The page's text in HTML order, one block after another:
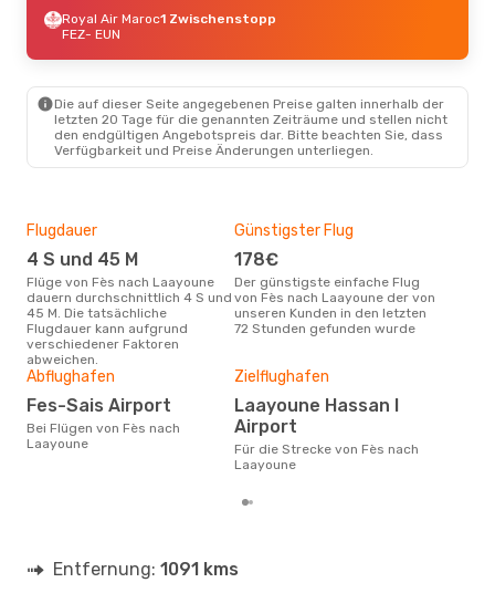
Royal Air Maroc1 Zwischenstopp
FEZ- EUN
EUN- FEZ
Royal Air Maroc1 Zwischenstopp
FEZ- EUN
Die auf dieser Seite angegebenen Preise galten innerhalb der
letzten 20 Tage für die genannten Zeiträume und stellen nicht
den endgültigen Angebotspreis dar. Bitte beachten Sie, dass
Verfügbarkeit und Preise Änderungen unterliegen.
Flugdauer
4 S und 45 M
Flüge von Fès nach Laayoune
dauern durchschnittlich 4 S und
45 M. Die tatsächliche
Flugdauer kann aufgrund
verschiedener Faktoren
abweichen.
Günstigster Flug
178€
Der günstigste einfache Flug
von Fès nach Laayoune der von
unseren Kunden in den letzten
72 Stunden gefunden wurde
Abflughafen
Fes-Sais Airport
Bei Flügen von Fès nach
Laayoune
Zielflughafen
Laayoune Hassan I
Airport
Für die Strecke von Fès nach
Laayoune
Entfernung: 1091 kms